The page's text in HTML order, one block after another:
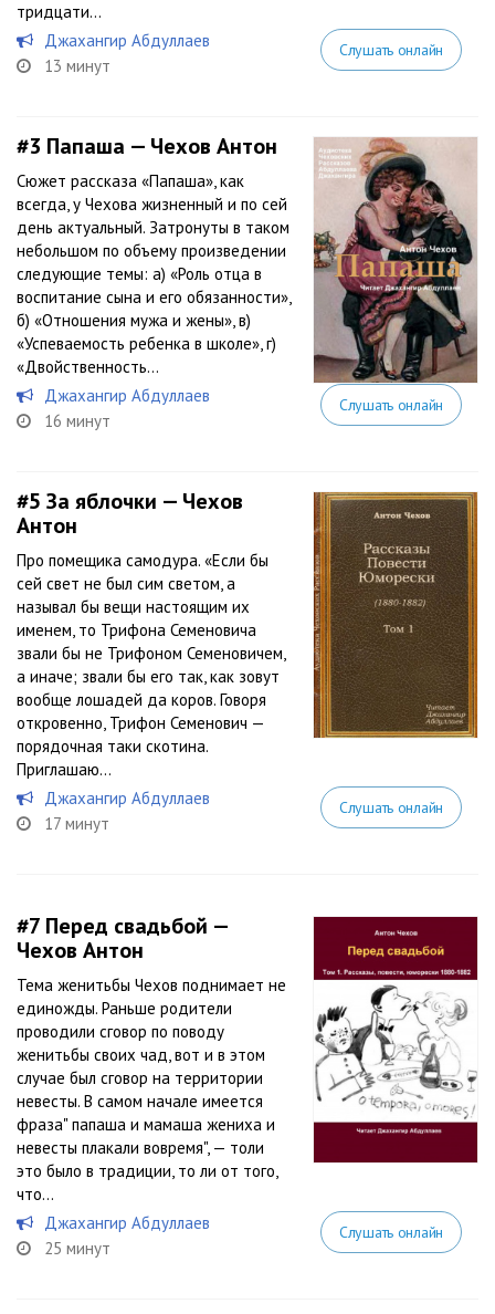
тридцати...
Джахангир Абдуллаев
13 минут
Слушать онлайн
#3 Папаша — Чехов Антон
Сюжет рассказа «Папаша», как
всегда, у Чехова жизненный и по сей
день актуальный. Затронуты в таком
небольшом по объему произведении
следующие темы: а) «Роль отца в
воспитание сына и его обязанности»,
б) «Отношения мужа и жены», в)
«Успеваемость ребенка в школе», г)
«Двойственность...
Джахангир Абдуллаев
16 минут
Слушать онлайн
#5 За яблочки — Чехов
Антон
Про помещика самодура. «Если бы
сей свет не был сим светом, а
называл бы вещи настоящим их
именем, то Трифона Семеновича
звали бы не Трифоном Семеновичем,
а иначе; звали бы его так, как зовут
вообще лошадей да коров. Говоря
откровенно, Трифон Семенович —
порядочная таки скотина.
Приглашаю...
Джахангир Абдуллаев
17 минут
Слушать онлайн
#7 Перед свадьбой —
Чехов Антон
Тема женитьбы Чехов поднимает не
единожды. Раньше родители
проводили сговор по поводу
женитьбы своих чад, вот и в этом
случае был сговор на территории
невесты. В самом начале имеется
фраза" папаша и мамаша жениха и
невесты плакали вовремя", — толи
это было в традиции, то ли от того,
что...
Джахангир Абдуллаев
25 минут
Слушать онлайн